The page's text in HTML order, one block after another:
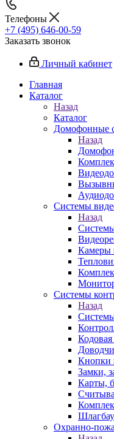
Телефоны
+7 (495) 646-00-59
Заказать звонок
Личный кабинет
Главная
Каталог
Назад
Каталог
Домофонные
Назад
Системы
Назад
Камеры
Системы
Назад
Кнопки
Замки,
Карты,
Охранно-